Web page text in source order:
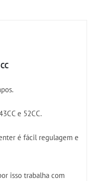
e 52CC.
é fácil regulagem e
isso trabalha com